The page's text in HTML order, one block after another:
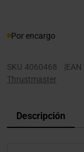
Por encargo
SKU 4060468 |EAN
Thrustmaster
Descripción